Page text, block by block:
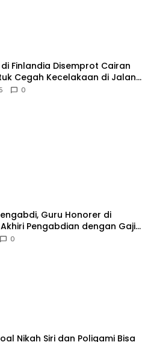
Finlandia Disemprot Cairan
Cegah Kecelakaan di Jalan
0
Guru Honorer di
Pengabdian dengan Gaji
0
Nikah Siri dan Poligami Bisa